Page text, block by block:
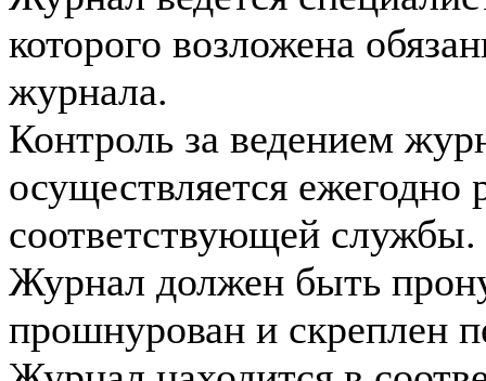
которого возложена
журнала.
Контроль за ведением
осуществляется ежегодно
соответствующей службы.
Журнал должен быть
прошнурован и скреплен